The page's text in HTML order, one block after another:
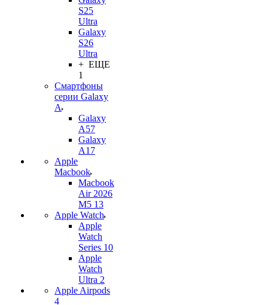
S25
Ultra
Galaxy
S26
Ultra
+ ЕЩЕ
1
Смартфоны
серии Galaxy
A
Galaxy
A57
Galaxy
A17
Apple
Macbook
Macbook
Air 2026
M5 13
Apple Watch
Apple
Watch
Series 10
Apple
Watch
Ultra 2
Apple Airpods
4